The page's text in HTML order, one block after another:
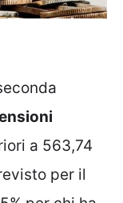
a 563,74
per il